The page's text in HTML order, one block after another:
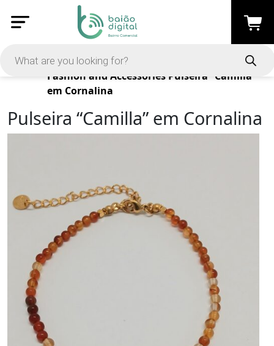
Products
Fashion and Accessories Pulseira “Camilla”
em Cornalina
Pulseira “Camilla” em Cornalina